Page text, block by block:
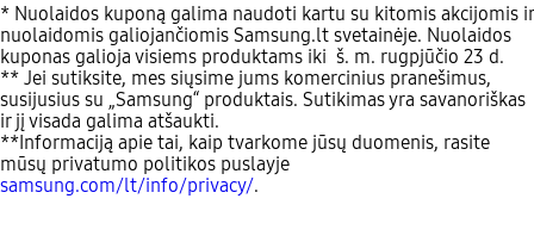
* Nuolaidos kuponą galima naudoti kartu su kitomis akcijomis ir
nuolaidomis galiojančiomis Samsung.lt svetainėje. Nuolaidos
kuponas galioja visiems produktams iki š. m. rugpjūčio 23 d.
** Jei sutiksite, mes siųsime jums komercinius pranešimus,
susijusius su „Samsung“ produktais. Sutikimas yra savanoriškas
ir jį visada galima atšaukti.
**Informaciją apie tai, kaip tvarkome jūsų duomenis, rasite
mūsų privatumo politikos puslayje
samsung.com/lt/info/privacy/.